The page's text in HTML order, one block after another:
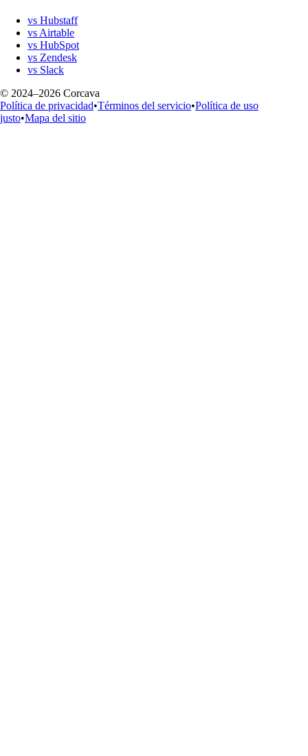
vs Hubstaff
vs Airtable
vs HubSpot
vs Zendesk
vs Slack
© 2024–2026 Corcava
Política de privacidad•Términos del servicio•Política de uso
justo•Mapa del sitio